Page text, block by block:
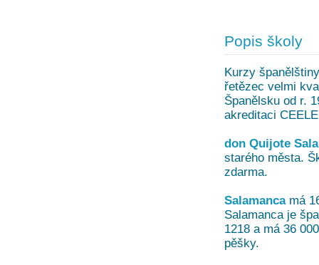
Popis školy
Kurzy
řetězec velmi
Španělsku od r.
akreditaci
don Quijote
starého města.
zdarma.
Salamancamá
Salamanca je
1218 a má 36
pěšky.